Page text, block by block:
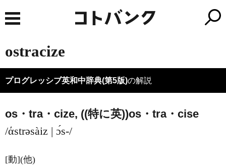
ostracize
プログレッシブ英和中辞典(第5版)の解説
os・tra・cize, ((特に英))os・tra・ cise
/άstrəsàiz | ɔ́s-/
[動](他)